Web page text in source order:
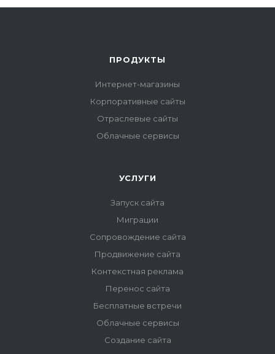
ПРОДУКТЫ
Интернет-магазины
Корпоративные сайты
Отраслевые сайты
Облачные сервисы
УСЛУГИ
Запуск сайта
Миграции
Сопровождение сайта
Продвижение сайта
Контекстная реклама
Перенос сайта
Бесплатные встречи
Облачные сервисы
Создание сайта